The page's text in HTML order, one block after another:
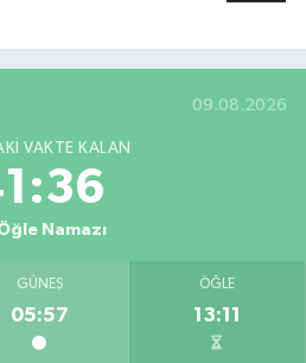
09.08.2026
VAKTE KALAN
Namazı
GÜNEŞ
05:57
ÖĞLE
13:11